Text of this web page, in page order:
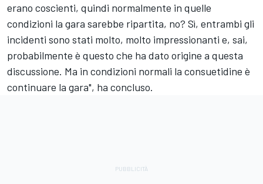
erano coscienti, quindi normalmente in quelle
condizioni la gara sarebbe ripartita, no? Sì, entrambi gli
incidenti sono stati molto, molto impressionanti e, sai,
probabilmente è questo che ha dato origine a questa
discussione. Ma in condizioni normali la consuetidine è
continuare la gara", ha concluso.